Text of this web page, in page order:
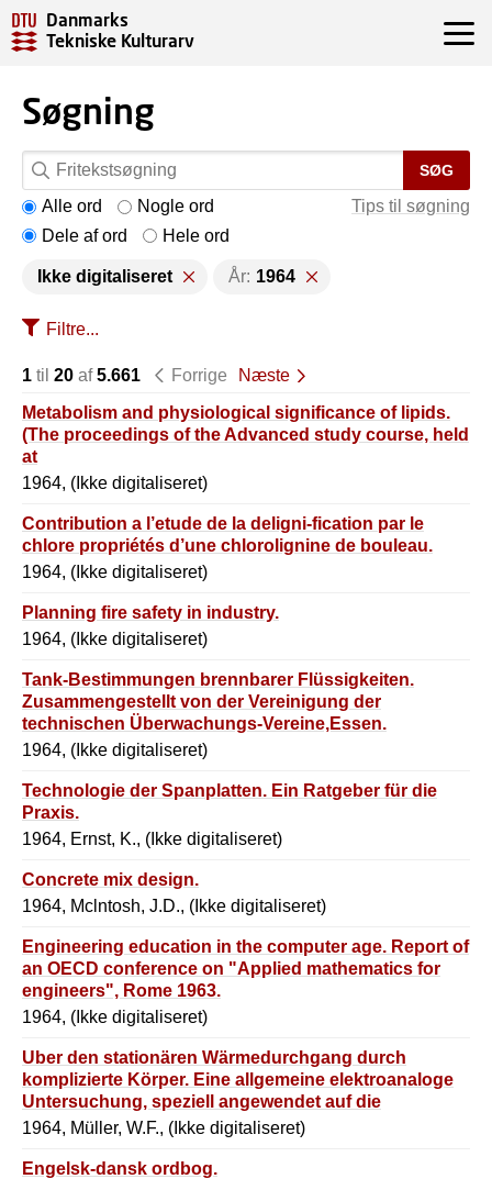
Danmarks
Tekniske Kulturarv
Søgning
SØG
Tips til søgning
Alle ord
Nogle ord
Dele af ord
Hele ord
Ikke digitaliseret År: 1964
Filtre...
1 til 20 af5.661 Forrige
Næste
Metabolism and physiological significance of lipids.
(The proceedings of the Advanced study course, held
at
1964, (Ikke digitaliseret)
Contribution a l’etude de la deligni-fication par le
chlore propriétés d’une chlorolignine de bouleau.
1964, (Ikke digitaliseret)
Planning fire safety in industry.
1964, (Ikke digitaliseret)
Tank-Bestimmungen brennbarer Flüssigkeiten.
Zusammengestellt von der Vereinigung der
technischen Überwachungs-Vereine,Essen.
1964, (Ikke digitaliseret)
Technologie der Spanplatten. Ein Ratgeber für die
Praxis.
1964, Ernst, K., (Ikke digitaliseret)
Concrete mix design.
1964, Mclntosh, J.D., (Ikke digitaliseret)
Engineering education in the computer age. Report of
an OECD conference on "Applied mathematics for
engineers", Rome 1963.
1964, (Ikke digitaliseret)
Uber den stationären Wärmedurchgang durch
komplizierte Körper. Eine allgemeine elektroanaloge
Untersuchung, speziell angewendet auf die
Darstellung des Wärmedurchgangs durch bestiftete
1964, Müller, W.F., (Ikke digitaliseret)
Engelsk-dansk ordbog.